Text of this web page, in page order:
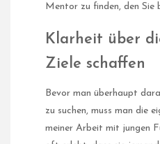
Mentor zu finden, den Sie
Klarheit über
Ziele schaffen
Bevor man überhaupt
zu suchen, muss man die
meiner Arbeit mit jungen